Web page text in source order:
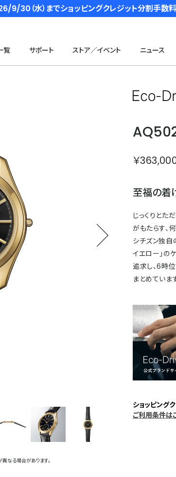
9/30（水）までショッピングクレジット分割手数
覧 サポート ストア／イベント ニュース
なる場合があります。
￥
至福の着
じっくりとた
がもたらす、
シチズン独自
イエロー」の
追求し、6時
まとめていま
ショッピング
ご利用条件は